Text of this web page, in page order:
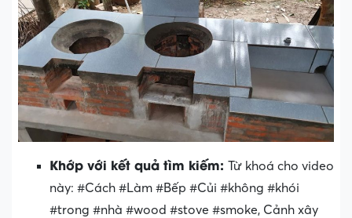
Khớp với kết quả tìm kiếm: Từ khoá cho video
này: #Cách #Làm #Bếp #Củi #không #khói
#trong #nhà #wood #stove #smoke, Cảnh xây